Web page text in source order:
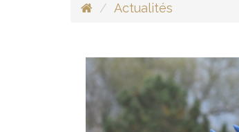
Actualités